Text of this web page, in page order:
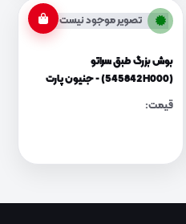
تصویر موجود نیست
بوش بزرگ طبق سراتو
(545842H000) - جنیون پارت
قیمت: